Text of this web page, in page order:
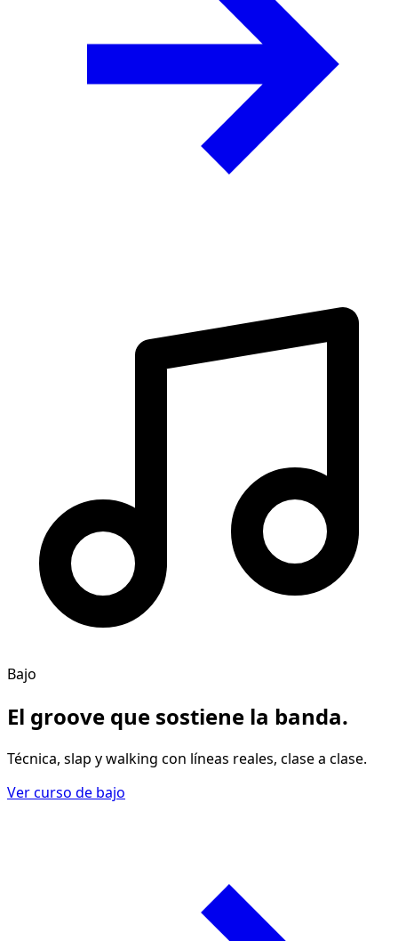
Bajo
El groove que sostiene la banda.
Técnica, slap y walking con líneas reales, clase a clase.
Ver curso de bajo